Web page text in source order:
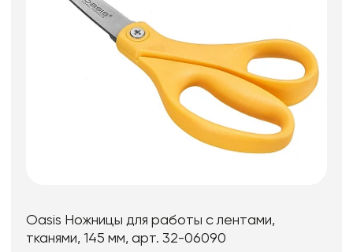
Oasis Ножницы для работы с лентами,
тканями, 145 мм, арт. 32-06090